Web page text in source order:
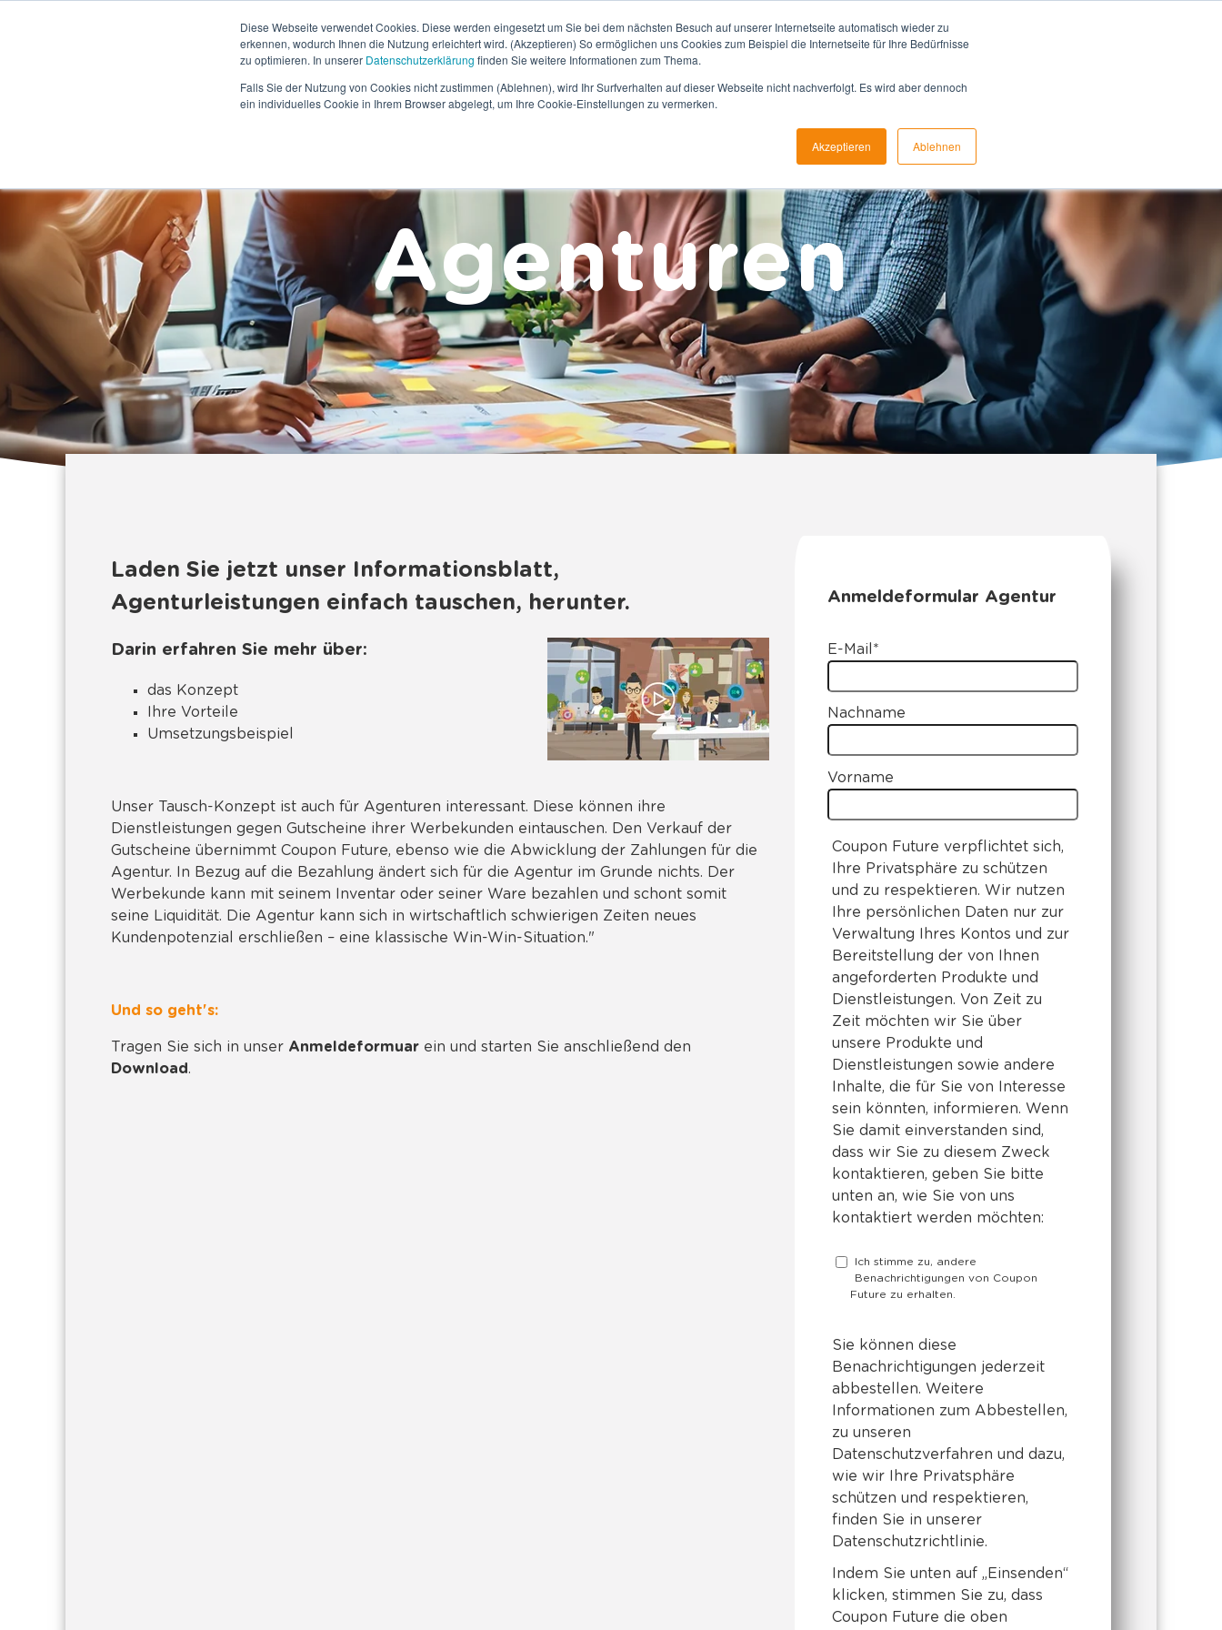
Diese Webseite verwendet Cookies. Diese werden eingesetzt um Sie bei dem nächsten Besuch auf unserer Internetseite automatisch wieder zu
erkennen, wodurch Ihnen die Nutzung erleichtert wird. (Akzeptieren) So ermöglichen uns Cookies zum Beispiel die Internetseite für Ihre Bedürfnisse
zu optimieren. In unserer Datenschutzerklärung finden Sie weitere Informationen zum Thema.
Falls Sie der Nutzung von Cookies nicht zustimmen (Ablehnen), wird Ihr Surfverhalten auf dieser Webseite nicht nachverfolgt. Es wird aber dennoch
ein individuelles Cookie in Ihrem Browser abgelegt, um Ihre Cookie-Einstellungen zu vermerken.
Akzeptieren Ablehnen
0941 46 396 390
Bartering – Ideal für Agenturen
Agenturen
Laden Sie jetzt unser Informationsblatt,
Agenturleistungen einfach tauschen, herunter.
Darin erfahren Sie mehr über:
das Konzept
Ihre Vorteile
Umsetzungsbeispiel
Unser Tausch-Konzept ist auch für Agenturen interessant. Diese können ihre
Dienstleistungen gegen Gutscheine ihrer Werbekunden eintauschen. Den Verkauf der
Gutscheine übernimmt Coupon Future, ebenso wie die Abwicklung der Zahlungen für die
Agentur. In Bezug auf die Bezahlung ändert sich für die Agentur im Grunde nichts. Der
Werbekunde kann mit seinem Inventar oder seiner Ware bezahlen und schont somit
seine Liquidität. Die Agentur kann sich in wirtschaftlich schwierigen Zeiten neues
Kundenpotenzial erschließen – eine klassische Win-Win-Situation."
Und so geht's:
Tragen Sie sich in unser Anmeldeformuar ein und starten Sie anschließend den
Download.
Anmeldeformular Agentur
E-Mail *
Nachname
Vorname
Coupon Future verpflichtet sich,
Ihre Privatsphäre zu schützen
und zu respektieren. Wir nutzen
Ihre persönlichen Daten nur zur
Verwaltung Ihres Kontos und zur
Bereitstellung der von Ihnen
angeforderten Produkte und
Dienstleistungen. Von Zeit zu
Zeit möchten wir Sie über
unsere Produkte und
Dienstleistungen sowie andere
Inhalte, die für Sie von Interesse
sein könnten, informieren. Wenn
Sie damit einverstanden sind,
dass wir Sie zu diesem Zweck
kontaktieren, geben Sie bitte
unten an, wie Sie von uns
kontaktiert werden möchten:
Ich stimme zu, andere
Benachrichtigungen von Coupon
Future zu erhalten.
Sie können diese
Benachrichtigungen jederzeit
abbestellen. Weitere
Informationen zum Abbestellen,
zu unseren
Datenschutzverfahren und dazu,
wie wir Ihre Privatsphäre
schützen und respektieren,
finden Sie in unserer
Datenschutzrichtlinie.
Indem Sie unten auf „Einsenden“
klicken, stimmen Sie zu, dass
Coupon Future die oben